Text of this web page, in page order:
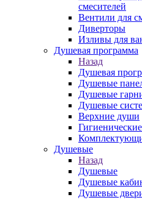
смесителей
Вентили для
Диверторы
Изливы для
Душевая программа
Назад
Душевая
Душевые
Душевые
Душевые
Верхние души
Душевые
Назад
Душевые
Душевые
Душевые